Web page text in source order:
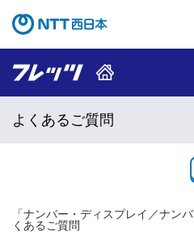
コンテンツのリンクナ
よくあるご質問
「ナンバー・ディスプレイ／ナン
くあるご質問